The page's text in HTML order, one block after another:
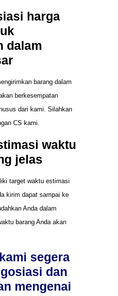
harga
dalam
barang dalam
berkesempatan
dari kami. Silahkan
CS kami.
waktu
jelas
target waktu estimasi
kirim dapat sampai ke
Anda dalam
barang Anda akan
segera
dan
mengenai